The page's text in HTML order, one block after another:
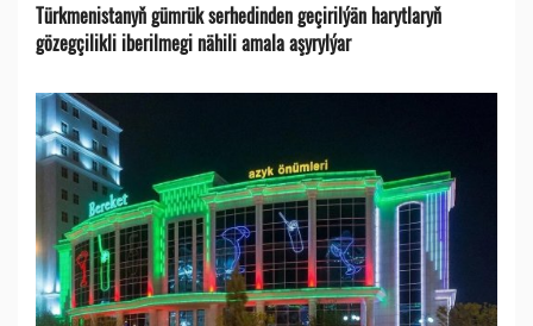
Türkmenistanyň gümrük serhedinden geçirilýän harytlaryň
gözegçilikli iberilmegi nähili amala aşyrylýar